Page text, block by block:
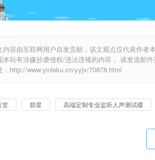
内容由互联网用户自发贡献，该文观点仅代表作者
本站有涉嫌抄袭侵权/违法违规的内容， 请发送邮
：http://www.yinleku.cn/yyjx/70878.html
堂 群星 高端定制专业监听人声测试碟